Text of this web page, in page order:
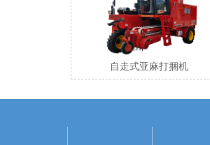
行走方
自走式亚麻打捆机